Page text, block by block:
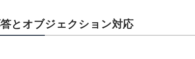
とオブジェクション対応